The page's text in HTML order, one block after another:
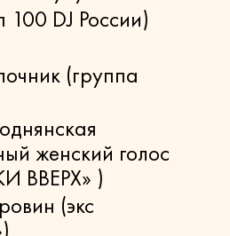
100 DJ России)
(группа
женский голос
ВВЕРХ» )
(экс